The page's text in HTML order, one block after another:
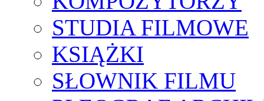
STUDIA FILMOWE
KSIĄŻKI
SŁOWNIK FILMU